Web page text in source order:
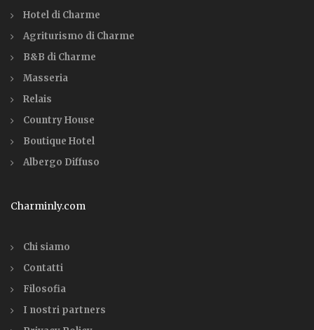
Hotel di Charme
Agriturismo di Charme
B&B di Charme
Masseria
Relais
Country House
Boutique Hotel
Albergo Diffuso
Charminly.com
Chi siamo
Contatti
Filosofia
I nostri partners